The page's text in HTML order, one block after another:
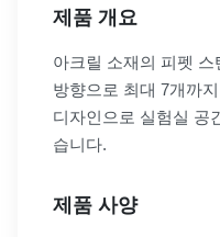
제품 개요
아크릴 소재의 피펫
방향으로 최대 7개까
디자인으로 실험실 공
습니다.
제품 사양